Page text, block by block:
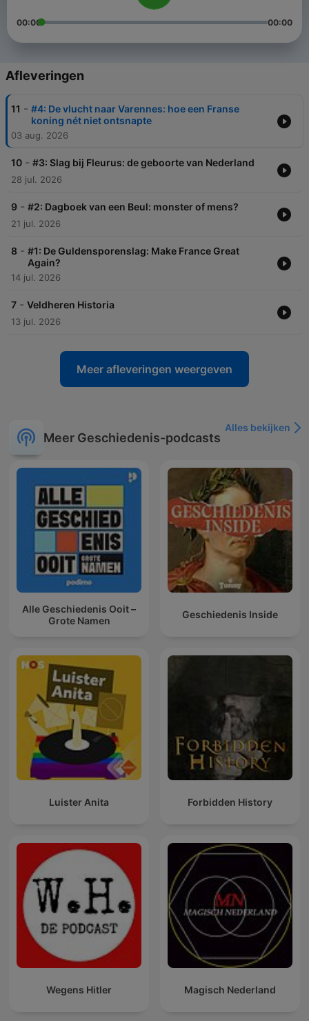
00:00 00:00
Afleveringen
11 - #4: De vlucht naar Varennes: hoe een Franse
koning nét niet ontsnapte
03 aug. 2026
10 - #3: Slag bij Fleurus: de geboorte van Nederland
28 jul. 2026
9 - #2: Dagboek van een Beul: monster of mens?
21 jul. 2026
8 - #1: De Guldensporenslag: Make France Great
Again?
14 jul. 2026
7 - Veldheren Historia
13 jul. 2026
Meer afleveringen weergeven
Meer Geschiedenis-podcasts
Alles bekijken
Alle Geschiedenis Ooit –
Grote Namen
Geschiedenis Inside
Luister Anita Forbidden History
Wegens Hitler Magisch Nederland